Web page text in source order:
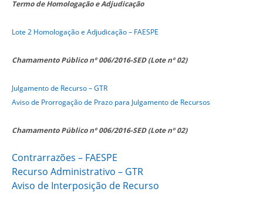
Termo de Homologação e Adjudicação
Lote 2 Homologação e Adjudicação– FAESPE
Chamamento Público nº 006/2016-SED (Lote nº 02)
Julgamento de Recurso – GTR
Aviso de Prorrogação de Prazo para Julgamento de Recursos
Chamamento Público nº 006/2016-SED (Lote nº 02)
Contrarrazões – FAESPE
Recurso Administrativo – GTR
Aviso de Interposição de Recurso